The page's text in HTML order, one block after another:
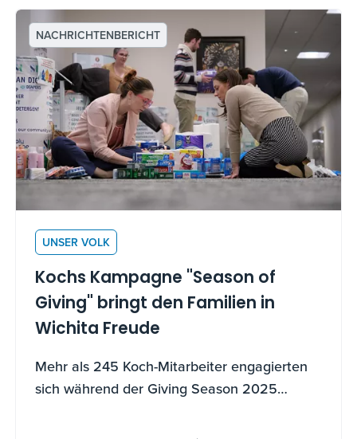
Wachstum, Vergütung und Erfüllung verfolgt.
NACHRICHTENBERICHT
UNSER VOLK
Kochs Kampagne "Season of
Giving" bringt den Familien in
Wichita Freude
Mehr als 245 Koch-Mitarbeiter engagierten
sich während der Giving Season 2025